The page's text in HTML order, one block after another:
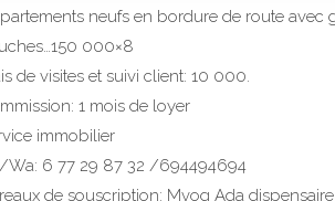
neufs en bordure de route
000×8
de visites et suivi client: 10 000.
1 mois de loyer
immobilier
Wa: 6 77 29 87 32 /694494694
de souscription: Mvog Ada